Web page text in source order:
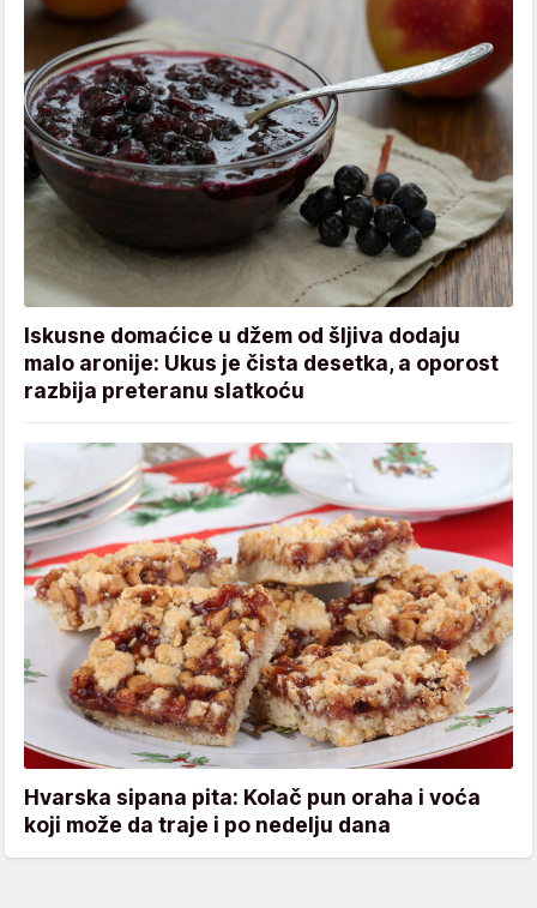
Iskusne domaćice u džem od šljiva dodaju
malo aronije: Ukus je čista desetka, a oporost
razbija preteranu slatkoću
Hvarska sipana pita: Kolač pun oraha i voća
koji može da traje i po nedelju dana